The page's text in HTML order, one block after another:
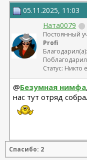
05.11.2025, 11:03
Ната0079
Постоянный
Profi
Статус:
@Безумная нимфа,
нас тут отряд
Спасибо: 2